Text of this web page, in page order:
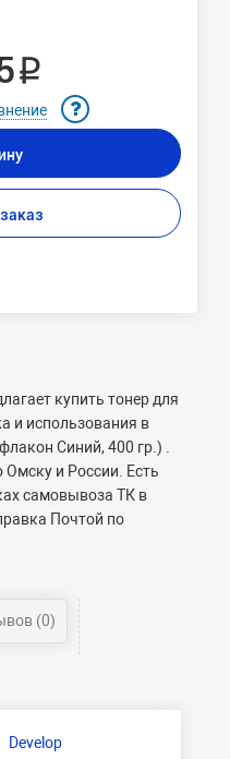
₽
купить тонер для
и использования в
Синий, 400 гр.) .
Омску и России. Есть
самовывоза ТК в
Почтой по
(0)
Develop